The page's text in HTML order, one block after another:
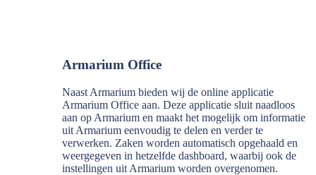
Armarium Office
Naast Armarium bieden wij de online applicatie
Armarium Office aan. Deze applicatie sluit naadloos
aan op Armarium en maakt het mogelijk om informatie
uit Armarium eenvoudig te delen en verder te
verwerken. Zaken worden automatisch opgehaald en
weergegeven in hetzelfde dashboard, waarbij ook de
instellingen uit Armarium worden overgenomen.